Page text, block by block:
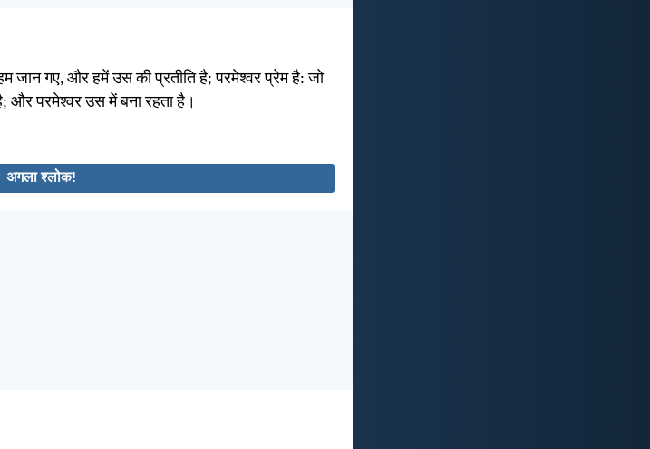
जान गए, और हमें उस की प्रतीति है; परमेश्वर प्रेम है: जो
और परमेश्वर उस में बना रहता है।
अगला श्लोक!